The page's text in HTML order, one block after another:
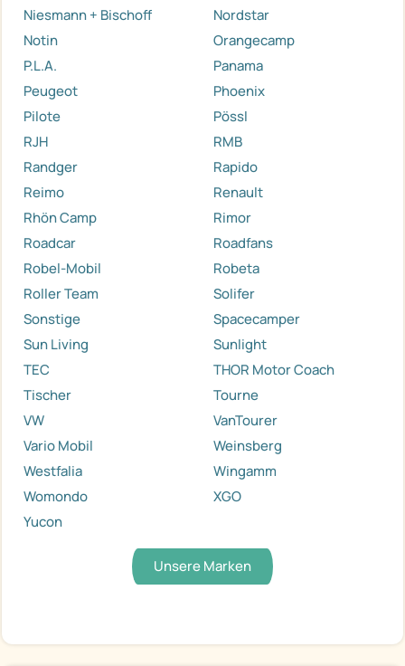
Niesmann + Bischoff
Nordstar
Notin
Orangecamp
P.L.A.
Panama
Peugeot
Phoenix
Pilote
Pössl
RJH
RMB
Randger
Rapido
Reimo
Renault
Rhön Camp
Rimor
Roadcar
Roadfans
Robel-Mobil
Robeta
Roller Team
Solifer
Sonstige
Spacecamper
Sun Living
Sunlight
TEC
THOR Motor Coach
Tischer
Tourne
VW
VanTourer
Vario Mobil
Weinsberg
Westfalia
Wingamm
Womondo
XGO
Yucon
Unsere Marken